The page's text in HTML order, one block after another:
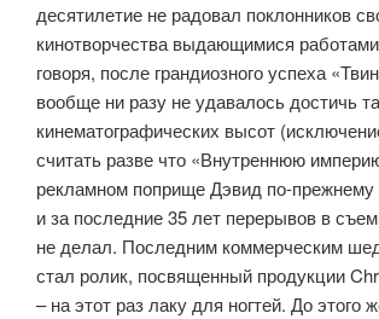
десятилетие не радовал поклонников
кинотворчества выдающимися
говоря, после грандиозного успеха
вообще ни разу не удавалось достичь
кинематографических высот
считать разве что «Внутреннюю
рекламном поприще Дэвид по-прежнему
и за последние 35 лет перерывов в
не делал. Последним коммерческим
стал ролик, посвященный продукции
– на этот раз лаку для ногтей. До этого